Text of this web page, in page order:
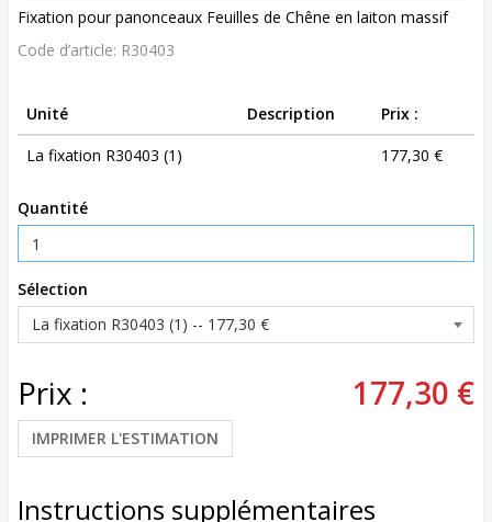
Fixation pour panonceaux Feuilles de Chêne en laiton massif
Code d’article: R30403
Unité Description
Prix :
La fixation R30403 (1)
177,30 €
Quantité
Sélection
Prix : 177,30 €
IMPRIMER L'ESTIMATION
Instructions supplémentaires